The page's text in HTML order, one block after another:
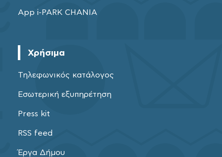
App i-PARK CHANIA
Χρήσιμα
Τηλεφωνικός κατάλογος
Εσωτερική εξυπηρέτηση
Press kit
RSS feed
Έργα Δήμου